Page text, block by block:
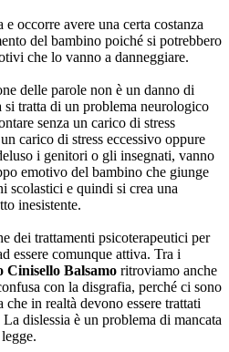
occorre avere una certa costanza
del bambino poiché si potrebbero
che lo vanno a danneggiare.
delle parole non è un danno di
si tratta di un problema neurologico
senza un carico di stress
carico di stress eccessivo oppure
i genitori o gli insegnati, vanno
emotivo del bambino che giunge
scolastici e quindi si crea una
inesistente.
dei trattamenti psicoterapeutici per
essere comunque attiva. Tra i
Cinisello Balsamo ritroviamo anche
con la disgrafia, perché ci sono
in realtà devono essere trattati
dislessia è un problema di mancata